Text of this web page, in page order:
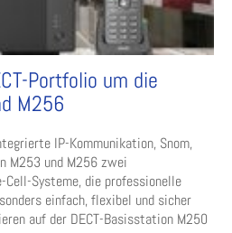
Portfolio um die
M256
IP-Kommunikation, Snom,
M253 und M256 zwei
Systeme, die professionelle
einfach, flexibel und sicher
auf der DECT-Basisstation M250